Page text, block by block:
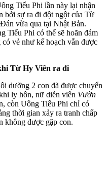
Tiểu Phi lần này lại nhận
bởi sự ra đi đột ngột của Từ
vừa qua tại Nhật Bản.
Tiểu Phi có thể sẽ hoãn đám
vẻ như kế hoạch vẫn được
Từ Hy Viên ra đi
dưỡng 2 con đã được chuyển
ly hôn, nữ diễn viên Vườn
còn Uông Tiểu Phi chỉ có
thời gian xảy ra tranh chấp
không được gặp con.